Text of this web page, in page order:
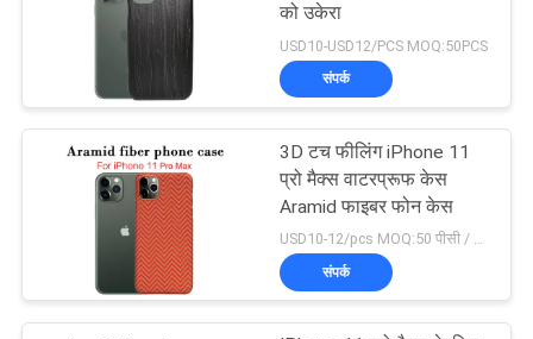
को उकेरा
USD10-USD12/PCS MOQ:50PCS
संपर्क
3D टच फीलिंग iPhone 11
प्रो मैक्स वाटरप्रूफ केस
Aramid फाइबर फोन केस
USD10-12/pcs MOQ:50 पीसी / मॉडल / रंग
संपर्क